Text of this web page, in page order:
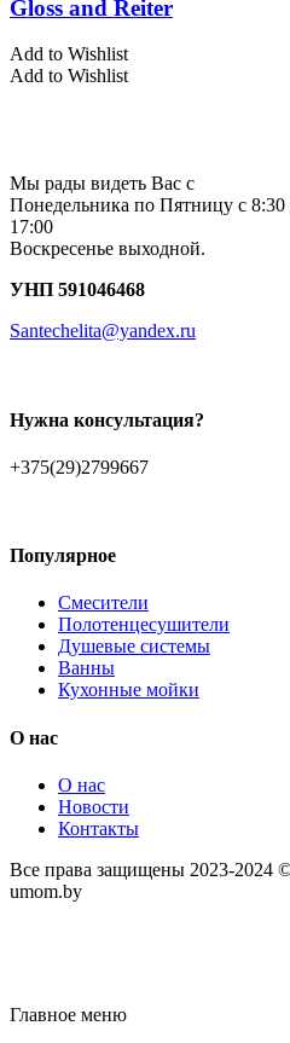
Gloss and Reiter
Add to Wishlist
Add to Wishlist
Мы рады видеть Вас с
Понедельника по Пятницу с
17:00
Воскресенье выходной.
УНП 591046468
Santechelita@yandex.ru
Нужна консультация?
+375(29)2799667
Популярное
Смесители
Полотенцесушители
Душевые системы
Ванны
Кухонные мойки
О нас
О нас
Новости
Контакты
Все права защищены 2023-2024
umom.by
Главное меню